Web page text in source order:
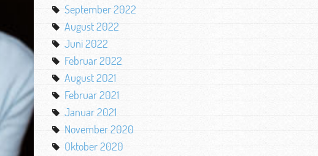
September 2022
August 2022
Juni 2022
Februar 2022
August 2021
Februar 2021
Januar 2021
November 2020
Oktober 2020